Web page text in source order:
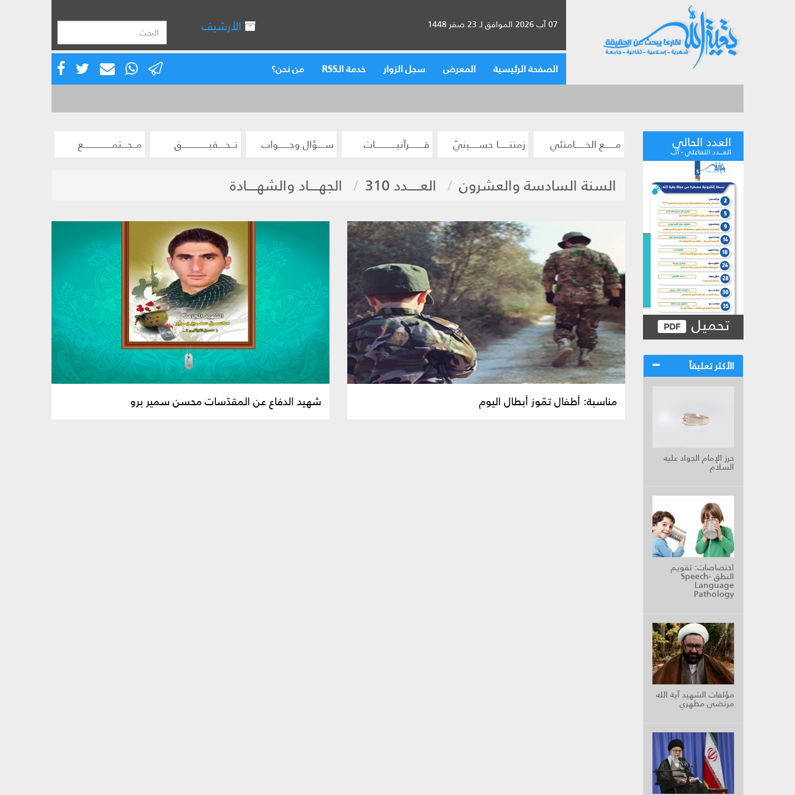
07 آب 2026 الموافق لـ 23 صفر 1448 الأرشيف
الصفحة الرئيسية المعرض سجل الزوار خدمة الـRSS من نحن؟
العدد الحالي
العـــدد التفاعلي - آب
تحميل
الأكثر تعليقاً
حرز الإمام الجواد عليه
السلام
اختصاصات: تقويم
النطق Speech-
Language
Pathology
مؤلفات الشهيد آية الله
مرتضى مطهري
مــــــع الخــــــامنئي زمننــــــا حســـــينيّ قــــــــرآنيــــــــــــات ســــؤال وجــــــواب تــحــــقيـــــــــــــــق مــجـــتمــــــــــــــــع
السنة السادسة والعشرون العـــــدد 310 الجهــــاد والشهــــادة
مناسبة: أطفال تمّوز أبطال اليوم شهيد الدفاع عن المقدّسات محسن سمير برو